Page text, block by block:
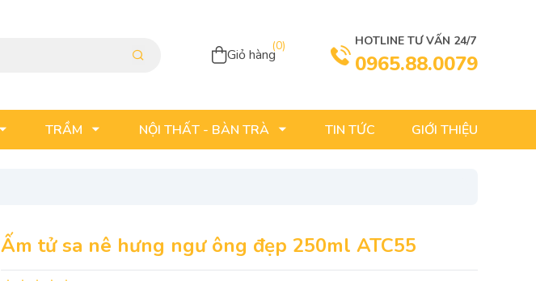
Giỏ hàng
(0) HOTLINE TƯ VẤN 24/7
0965.88.0079
TRẦM NỘI THẤT - BÀN TRÀ TIN TỨC GIỚI THIỆU
Ấm tử sa nê hưng ngư ông đẹp 250ml ATC55